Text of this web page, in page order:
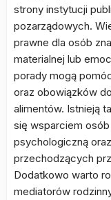
strony instytucji
pozarządowych.
prawne dla osób
materialnej lub
porady mogą
oraz obowiązków
alimentów. Istnieją
się wsparciem
psychologiczną
przechodzących
Dodatkowo warto
mediatorów